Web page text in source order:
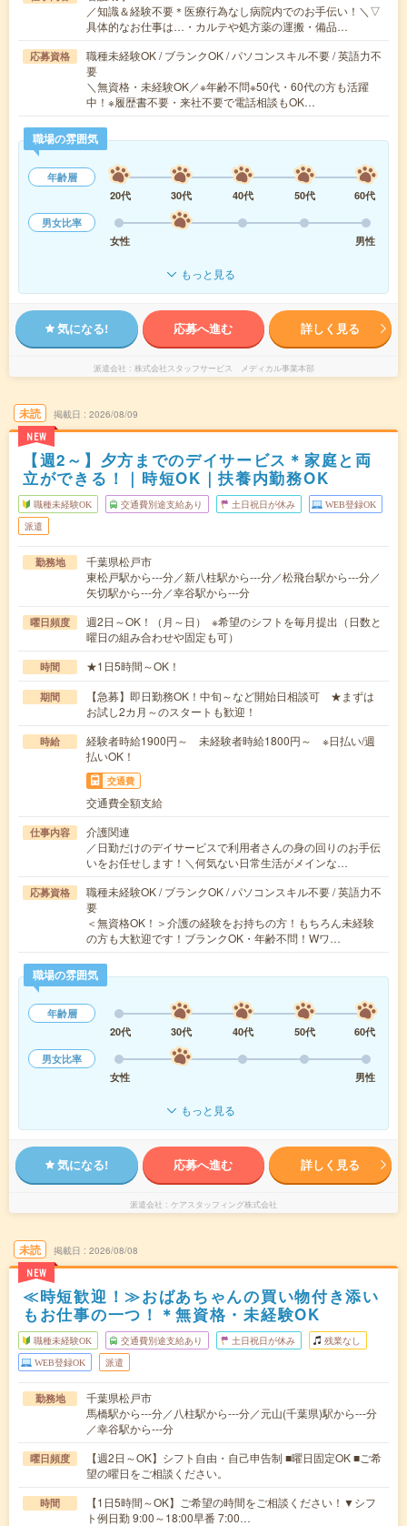
／知識＆経験不要＊医療行為なし病院内でのお手伝い！＼▽
具体的なお仕事は…・カルテや処方薬の運搬・備品…
応募資格
職種未経験OK / ブランクOK / パソコンスキル不要 / 英語力不
要
＼無資格・未経験OK／※年齢不問※50代・60代の方も活躍
中！※履歴書不要・来社不要で電話相談もOK…
職場の雰囲気
年齢層
20代
30代 40代 50代
60代
男女比率
女性
男性
もっと見る
気になる! 応募へ進む 詳しく見る
派遣会社 株式会社スタッフサービス メディカル事業本部
未読
NEW
掲載日 2026/08/09
【週2～】夕方までのデイサービス＊家庭と両
立ができる！｜時短OK｜扶養内勤務OK
職種未経験OK 交通費別途支給あり 土日祝日が休み WEB登録OK
派遣
勤務地
千葉県松戸市
東松戸駅から---分／新八柱駅から---分／松飛台駅から---分／
矢切駅から---分／幸谷駅から---分
曜日頻度
週2日～OK！（月～日） ※希望のシフトを毎月提出（日数と
曜日の組み合わせや固定も可）
時間 ★1日5時間～OK！
期間
【急募】即日勤務OK！中旬～など開始日相談可 ★まずは
お試し2カ月～のスタートも歓迎！
時給
経験者時給1900円～ 未経験者時給1800円～ ※日払い/週
払いOK！
交通費
交通費全額支給
仕事内容
介護関連
／日勤だけのデイサービスで利用者さんの身の回りのお手伝
いをお任せします！＼何気ない日常生活がメインな…
応募資格
職種未経験OK / ブランクOK / パソコンスキル不要 / 英語力不
要
＜無資格OK！＞介護の経験をお持ちの方！もちろん未経験
の方も大歓迎です！ブランクOK・年齢不問！Wワ…
職場の雰囲気
年齢層
20代
30代 40代 50代
60代
男女比率
女性
男性
もっと見る
気になる! 応募へ進む 詳しく見る
派遣会社 ケアスタッフィング株式会社
未読
NEW
掲載日 2026/08/08
≪時短歓迎！≫おばあちゃんの買い物付き添い
もお仕事の一つ！＊無資格・未経験OK
職種未経験OK 交通費別途支給あり 土日祝日が休み 残業なし
WEB登録OK 派遣
勤務地
千葉県松戸市
馬橋駅から---分／八柱駅から---分／元山(千葉県)駅から---分
／幸谷駅から---分
曜日頻度
【週2日～OK】シフト自由・自己申告制 ■曜日固定OK ■ご希
望の曜日をご相談ください。
時間
【1日5時間～OK】ご希望の時間をご相談ください！▼シフ
ト例日勤 9:00～18:00早番 7:00…